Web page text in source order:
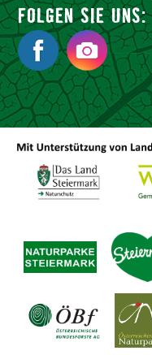
FOLGEN SIE UNS: